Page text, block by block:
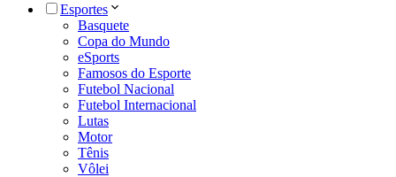
Esportes
Basquete
Copa do Mundo
eSports
Famosos do Esporte
Futebol Nacional
Futebol Internacional
Lutas
Motor
Tênis
Vôlei